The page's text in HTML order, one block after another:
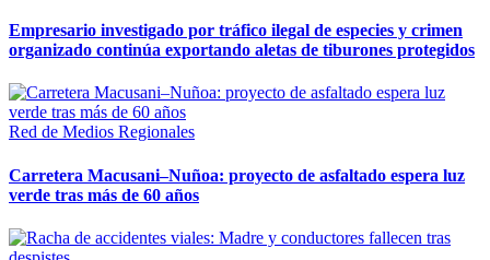
Empresario investigado por tráfico ilegal de especies y crimen
organizado continúa exportando aletas de tiburones protegidos
Red de Medios Regionales
Carretera Macusani–Nuñoa: proyecto de asfaltado espera luz
verde tras más de 60 años